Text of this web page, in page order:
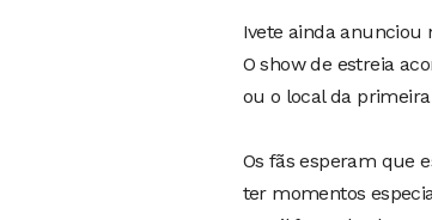
Ivete ainda
O show de estreia
ou o local da
Os fãs esperam que
ter momentos